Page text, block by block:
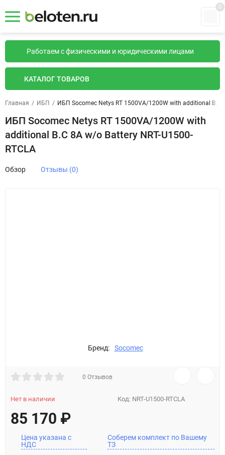
0
Работаем с физическими и юридическими лицами
КАТАЛОГ ТОВАРОВ
Главная / ИБП / ИБП Socomec Netys RT 1500VA/1200W with additional B.C
ИБП Socomec Netys RT 1500VA/1200W with
additional B.C 8A w/o Battery NRT-U1500-
RTCLA
Обзор Отзывы (0)
Бренд: Socomec
0 Отзывов
Код: NRT-U1500-RTCLA
Нет в наличии
85 170 ₽
Цена указана с
НДС
Соберем комплект по Вашему
ТЗ